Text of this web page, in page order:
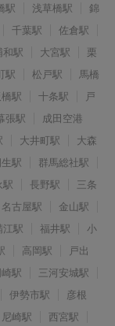
駅 浅草橋駅
錦
千葉駅
佐倉駅
和駅 大宮駅
栗
駅 松戸駅
馬橋
駅 十条駅
戸
張駅
成田空港
大井町駅
大森
駅
群馬総社駅
駅 長野駅
三条
名古屋駅
金山駅
江駅 福井駅
小
高岡駅
戸出
崎駅
三河安城駅
伊勢市駅
彦根
尼崎駅
西宮駅